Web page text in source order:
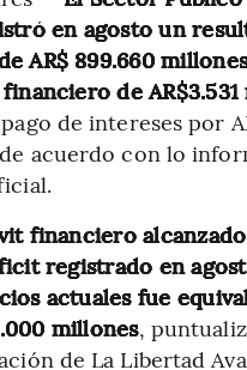
en agosto un
AR$ 899.660
de
de intereses por
acuerdo con lo
financiero
registrado en
actuales fue
millones,
de La Libertad